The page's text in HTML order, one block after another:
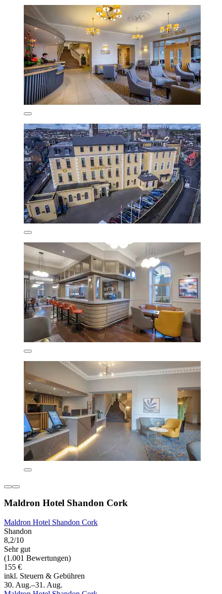
Maldron Hotel Shandon Cork
Maldron Hotel Shandon Cork
Shandon
8,2/10
Sehr gut
(1.001 Bewertungen)
155 €
inkl. Steuern & Gebühren
30. Aug.–31. Aug.